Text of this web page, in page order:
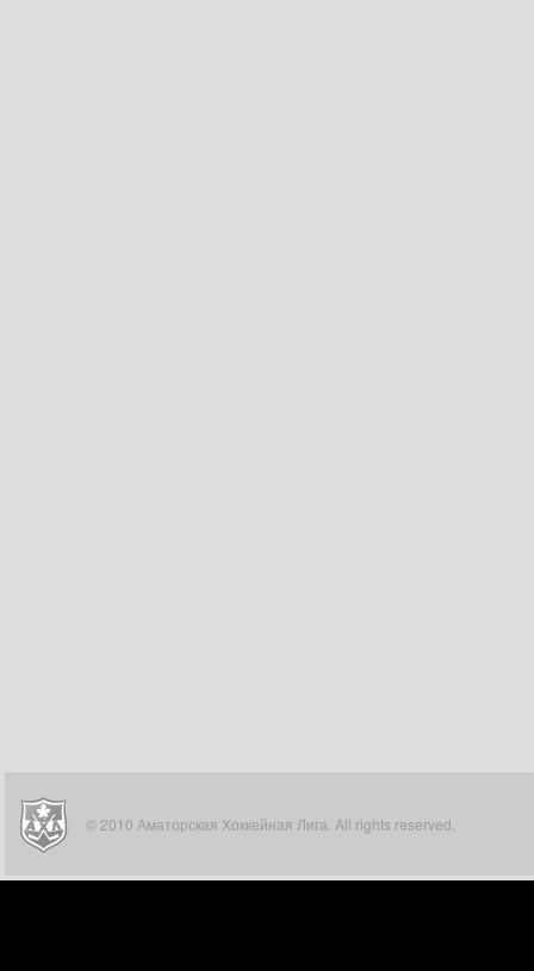
© 2010 Аматорская Хоккейная Лига. All rights reserved.